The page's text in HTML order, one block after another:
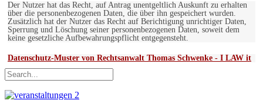
Der Nutzer hat das Recht, auf Antrag unentgeltlich Auskunft zu erhalten
über die personenbezogenen Daten, die über ihn gespeichert wurden.
Zusätzlich hat der Nutzer das Recht auf Berichtigung unrichtiger Daten,
Sperrung und Löschung seiner personenbezogenen Daten, soweit dem
keine gesetzliche Aufbewahrungspflicht entgegensteht.
Datenschutz-Muster von Rechtsanwalt Thomas Schwenke - I LAW it